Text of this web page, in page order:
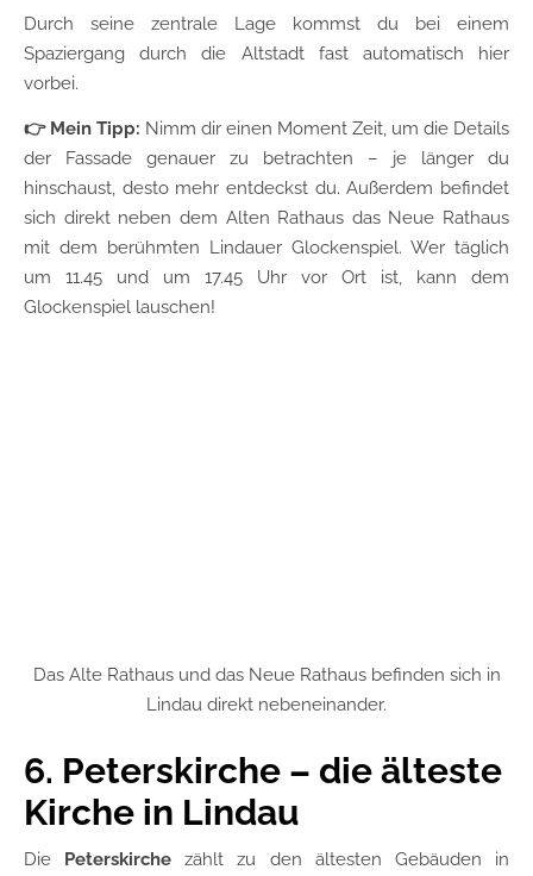
Durch seine zentrale Lage kommst du bei einem
Spaziergang durch die Altstadt fast automatisch hier
vorbei.
👉 Mein Tipp: Nimm dir einen Moment Zeit, um die Details
der Fassade genauer zu betrachten – je länger du
hinschaust, desto mehr entdeckst du. Außerdem befindet
sich direkt neben dem Alten Rathaus das Neue Rathaus
mit dem berühmten Lindauer Glockenspiel. Wer täglich
um 11.45 und um 17.45 Uhr vor Ort ist, kann dem
Glockenspiel lauschen!
Das Alte Rathaus und das Neue Rathaus befinden sich in
Lindau direkt nebeneinander.
6. Peterskirche – die älteste
Kirche in Lindau
Die Peterskirche zählt zu den ältesten Gebäuden in